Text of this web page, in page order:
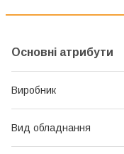
Основні атрибути
Виробник
Вид обладнання